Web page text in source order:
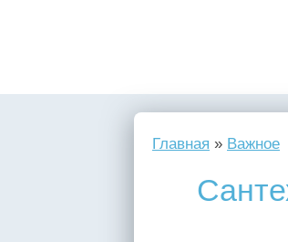
Главная » Важное